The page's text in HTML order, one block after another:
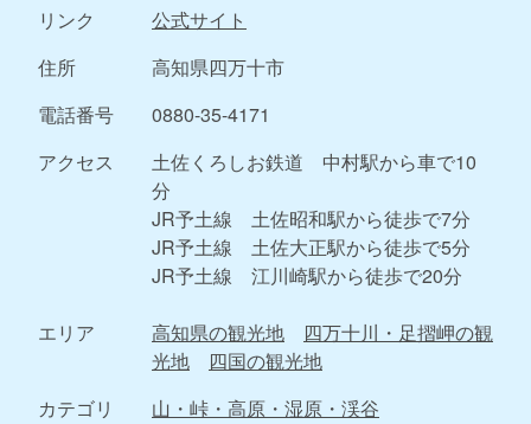
リンク
公式サイト
住所
高知県四万十市
電話番号
0880-35-4171
アクセス
土佐くろしお鉄道 中村駅から車で10
分
JR予土線 土佐昭和駅から徒歩で7分
JR予土線 土佐大正駅から徒歩で5分
JR予土線 江川崎駅から徒歩で20分
エリア 高知県の観光地
四万十川・足摺岬の観
光地
四国の観光地
カテゴリ
山・峠・高原・湿原・渓谷